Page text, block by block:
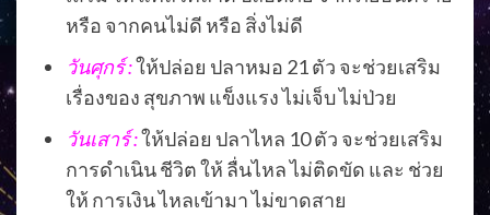
หรือ จากคนไม่ดี หรือ สิ่งไม่ดี
วันศุกร์ :ให้ปล่อย ปลาหมอ 21 ตัว จะช่วยเสริม
เรื่องของ สุขภาพ แข็งแรง ไม่เจ็บ ไม่ป่วย
วันเสาร์ :ให้ปล่อย ปลาไหล 10 ตัว จะช่วยเสริม
การดำเนิน ชีวิต ให้ ลื่นไหล ไม่ติดขัด และ ช่วย
ให้ การเงิน ไหลเข้ามา ไม่ขาดสาย